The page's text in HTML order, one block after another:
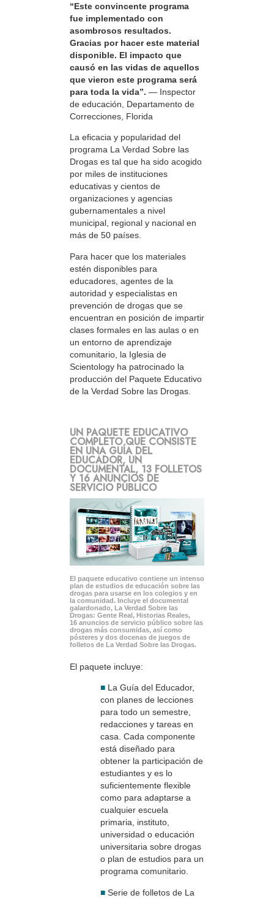
“Este convincente programa
fue implementado con
asombrosos resultados.
Gracias por hacer este material
disponible. El impacto que
causó en las vidas de aquellos
que vieron este programa será
para toda la vida”. — Inspector
de educación, Departamento de
Correcciones, Florida
La eficacia y popularidad del
programa La Verdad Sobre las
Drogas es tal que ha sido acogido
por miles de instituciones
educativas y cientos de
organizaciones y agencias
gubernamentales a nivel
municipal, regional y nacional en
más de 50 países.
Para hacer que los materiales
estén disponibles para
educadores, agentes de la
autoridad y especialistas en
prevención de drogas que se
encuentran en posición de impartir
clases formales en las aulas o en
un entorno de aprendizaje
comunitario, la Iglesia de
Scientology ha patrocinado la
producción del Paquete Educativo
de la Verdad Sobre las Drogas.
UN PAQUETE EDUCATIVO
COMPLETO QUE CONSISTE
EN UNA GUÍA DEL
EDUCADOR, UN
DOCUMENTAL, 13 FOLLETOS
Y 16 ANUNCIOS DE
SERVICIO PÚBLICO
El paquete educativo contiene un intenso
plan de estudios de educación sobre las
drogas para usarse en los colegios y en
la comunidad. Incluye el documental
galardonado, La Verdad Sobre las
Drogas: Gente Real, Historias Reales,
16 anuncios de servicio público sobre las
drogas más consumidas, así como
pósteres y dos docenas de juegos de
folletos de La Verdad Sobre las Drogas.
El paquete incluye:
■ La Guía del Educador,
con planes de lecciones
para todo un semestre,
redacciones y tareas en
casa. Cada componente
está diseñado para
obtener la participación de
estudiantes y es lo
suficientemente flexible
como para adaptarse a
cualquier escuela
primaria, instituto,
universidad o educación
universitaria sobre drogas
o plan de estudios para un
programa comunitario.
■ Serie de folletos de La